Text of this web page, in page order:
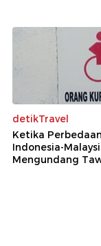
detikTravel
Ketika
Indonesia-
Mengundang